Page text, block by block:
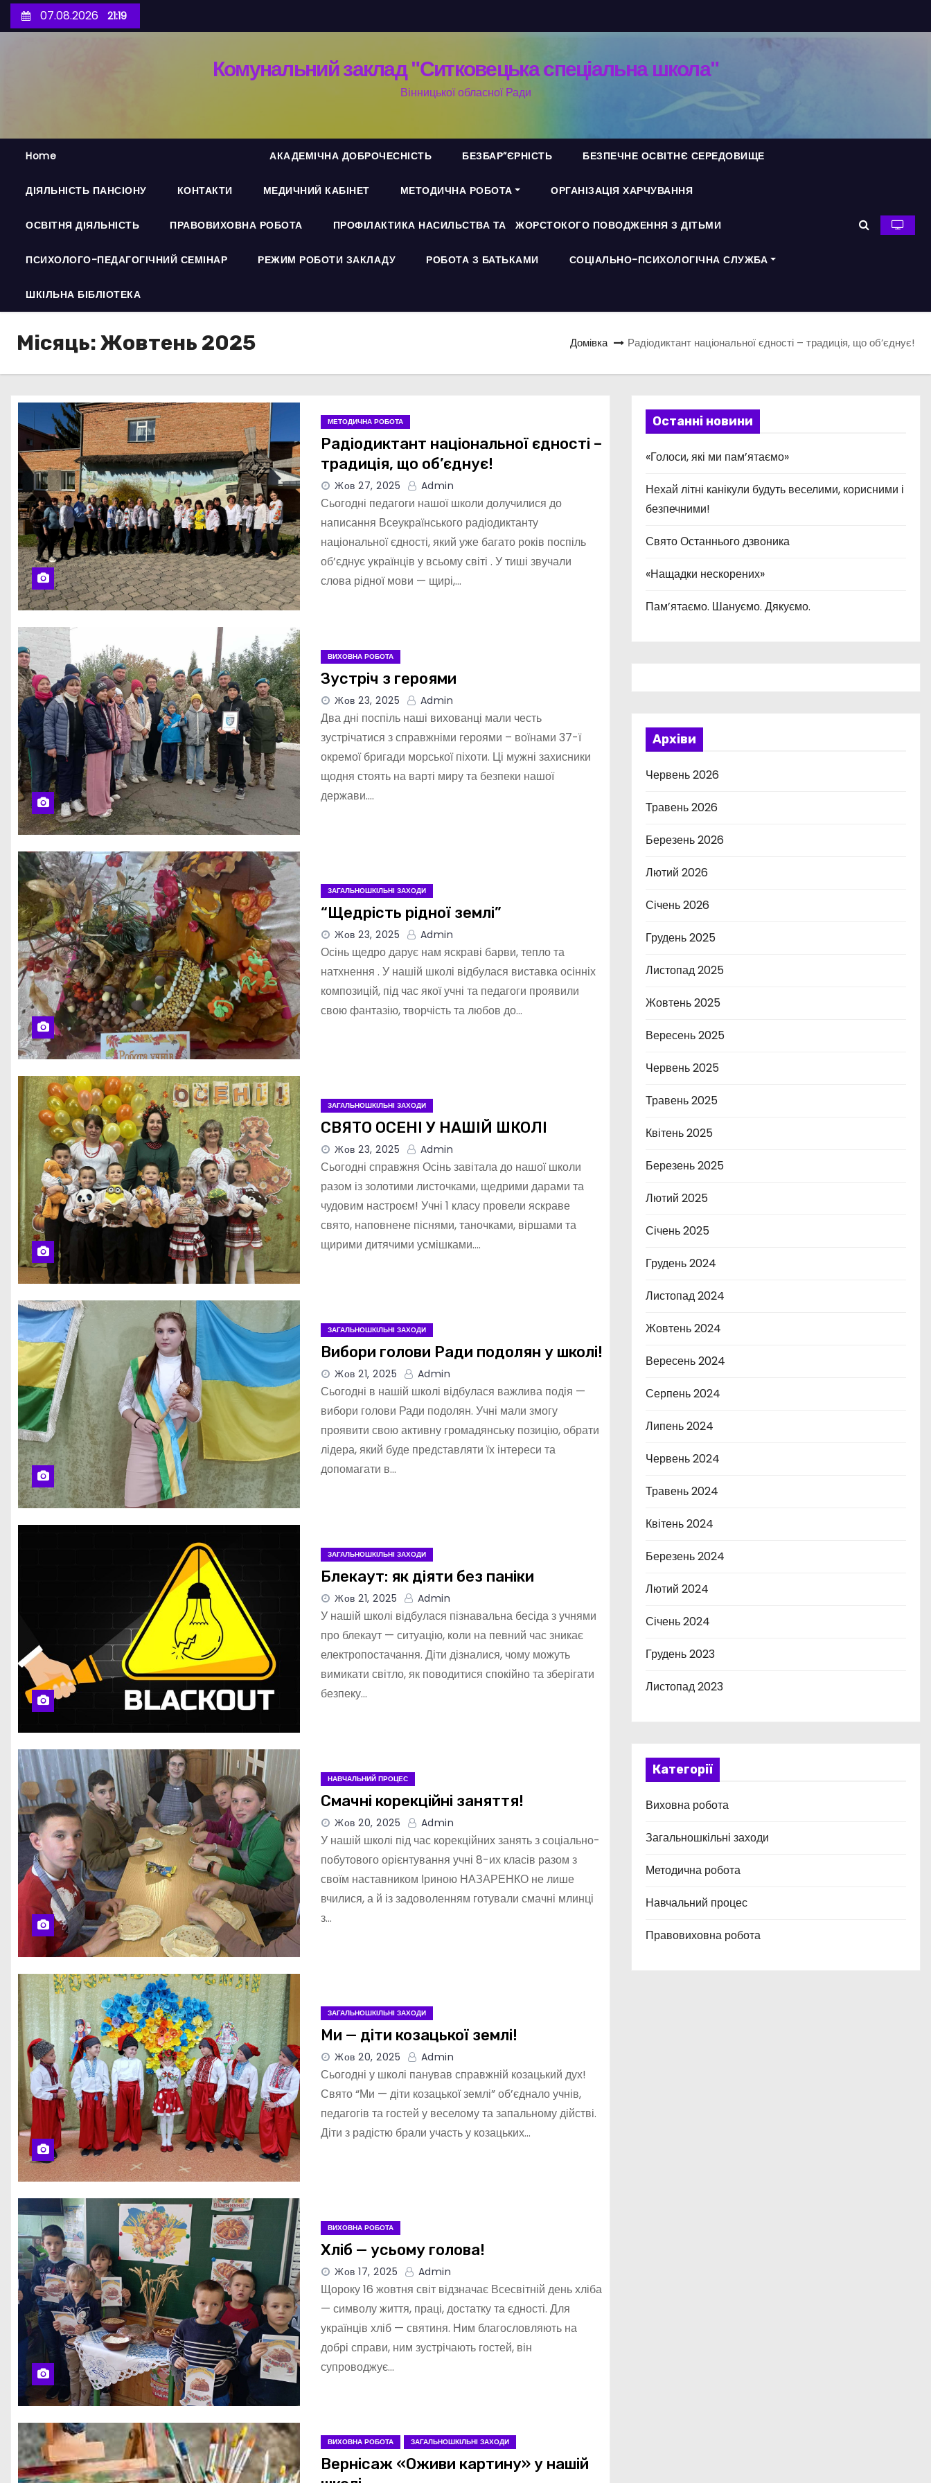
е
07.08.2026 21:19
Комунальний заклад "Ситковецька спеціальна школа"
Вінницької обласної Ради
Home АКАДЕМІЧНА ДОБРОЧЕСНІСТЬ БЕЗБАР”ЄРНІСТЬ БЕЗПЕЧНЕ ОСВІТНЄ СЕРЕДОВИЩЕ
ДІЯЛЬНІСТЬ ПАНСІОНУ КОНТАКТИ МЕДИЧНИЙ КАБІНЕТ МЕТОДИЧНА РОБОТА ОРГАНІЗАЦІЯ ХАРЧУВАННЯ
ОСВІТНЯ ДІЯЛЬНІСТЬ ПРАВОВИХОВНА РОБОТА ПРОФІЛАКТИКА НАСИЛЬСТВА ТА ЖОРСТОКОГО ПОВОДЖЕННЯ З ДІТЬМИ
ПСИХОЛОГО-ПЕДАГОГІЧНИЙ СЕМІНАР РЕЖИМ РОБОТИ ЗАКЛАДУ РОБОТА З БАТЬКАМИ СОЦІАЛЬНО-ПСИХОЛОГІЧНА СЛУЖБА
ШКІЛЬНА БІБЛІОТЕКА
Місяць:Жовтень 2025 Домівка Радіодиктант національної єдності – традиція, що об’єднує!
МЕТОДИЧНА РОБОТА
Радіодиктант національної єдності –
традиція, що об’єднує!
Жов 27, 2025 Admin
Сьогодні педагоги нашої школи долучилися до
написання Всеукраїнського радіодиктанту
національної єдності, який уже багато років поспіль
об’єднує українців у всьому світі . У тиші звучали
слова рідної мови — щирі,…
ВИХОВНА РОБОТА
Зустріч з героями
Жов 23, 2025 Admin
Два дні поспіль наші вихованці мали честь
зустрічатися з справжніми героями – воїнами 37-ї
окремої бригади морської піхоти. Ці мужні захисники
щодня стоять на варті миру та безпеки нашої
держави.…
ЗАГАЛЬНОШКІЛЬНІ ЗАХОДИ
“Щедрість рідної землі”
Жов 23, 2025 Admin
Осінь щедро дарує нам яскраві барви, тепло та
натхнення . У нашій школі відбулася виставка осінніх
композицій, під час якої учні та педагоги проявили
свою фантазію, творчість та любов до…
ЗАГАЛЬНОШКІЛЬНІ ЗАХОДИ
СВЯТО ОСЕНІ У НАШІЙ ШКОЛІ
Жов 23, 2025 Admin
Сьогодні справжня Осінь завітала до нашої школи
разом із золотими листочками, щедрими дарами та
чудовим настроєм! Учні 1 класу провели яскраве
свято, наповнене піснями, таночками, віршами та
щирими дитячими усмішками.…
ЗАГАЛЬНОШКІЛЬНІ ЗАХОДИ
Вибори голови Ради подолян у школі!
Жов 21, 2025 Admin
Сьогодні в нашій школі відбулася важлива подія —
вибори голови Ради подолян. Учні мали змогу
проявити свою активну громадянську позицію, обрати
лідера, який буде представляти їх інтереси та
допомагати в…
ЗАГАЛЬНОШКІЛЬНІ ЗАХОДИ
Блекаут: як діяти без паніки
Жов 21, 2025 Admin
У нашій школі відбулася пізнавальна бесіда з учнями
про блекаут — ситуацію, коли на певний час зникає
електропостачання. Діти дізналися, чому можуть
вимикати світло, як поводитися спокійно та зберігати
безпеку…
НАВЧАЛЬНИЙ ПРОЦЕС
Смачні корекційні заняття!
Жов 20, 2025 Admin
У нашій школі під час корекційних занять з соціально-
побутового орієнтування учні 8-их класів разом з
своїм наставником Іриною НАЗАРЕНКО не лише
вчилися, а й із задоволенням готували смачні млинці
з…
ЗАГАЛЬНОШКІЛЬНІ ЗАХОДИ
Ми — діти козацької землі!
Жов 20, 2025 Admin
Сьогодні у школі панував справжній козацький дух!
Свято “Ми — діти козацької землі” об’єднало учнів,
педагогів та гостей у веселому та запальному дійстві.
Діти з радістю брали участь у козацьких…
ВИХОВНА РОБОТА
Хліб — усьому голова!
Жов 17, 2025 Admin
Щороку 16 жовтня світ відзначає Всесвітній день хліба
— символу життя, праці, достатку та єдності. Для
українців хліб — святиня. Ним благословляють на
добрі справи, ним зустрічають гостей, він
супроводжує…
ВИХОВНА РОБОТА ЗАГАЛЬНОШКІЛЬНІ ЗАХОДИ
Вернісаж «Оживи картину» у нашій
Останні новини
«Голоси, які ми пам’ятаємо»
Нехай літні канікули будуть веселими, корисними і
безпечними!
Свято Останнього дзвоника
«Нащадки нескорених»
Пам’ятаємо. Шануємо. Дякуємо.
Архіви
Червень 2026
Травень 2026
Березень 2026
Лютий 2026
Січень 2026
Грудень 2025
Листопад 2025
Жовтень 2025
Вересень 2025
Червень 2025
Травень 2025
Квітень 2025
Березень 2025
Лютий 2025
Січень 2025
Грудень 2024
Листопад 2024
Жовтень 2024
Вересень 2024
Серпень 2024
Липень 2024
Червень 2024
Травень 2024
Квітень 2024
Березень 2024
Лютий 2024
Січень 2024
Грудень 2023
Листопад 2023
Категорії
Виховна робота
Загальношкільні заходи
Методична робота
Навчальний процес
Правовиховна робота